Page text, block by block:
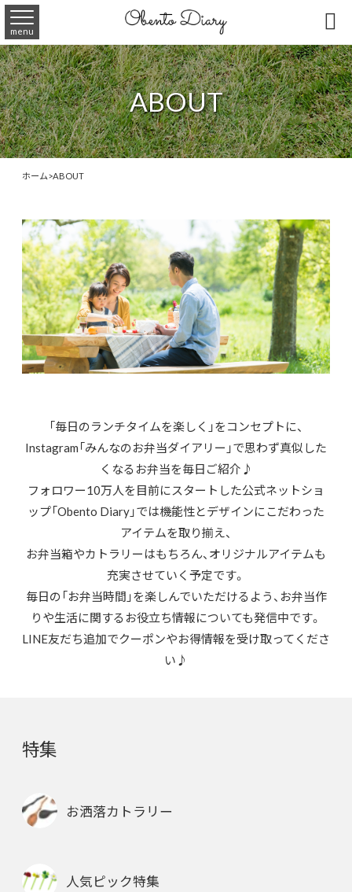
menu 
ABOUT
ホーム>ABOUT
「毎日のランチタイムを楽しく」をコンセプトに、
Instagram「みんなのお弁当ダイアリー 」で思わず真似した
くなるお弁当を毎日ご紹介♪
フォロワー10万人を目前にスタートした公式ネットショ
ップ「Obento Diary」では機能性とデザインにこだわった
アイテムを取り揃え、
お弁当箱やカトラリーはもちろん、オリジナルアイテムも
充実させていく予定です。
毎日の「お弁当時間」を楽しんでいただけるよう、お弁当作
りや生活に関するお役立ち情報についても発信中です。
LINE友だち追加でクーポンやお得情報を受け取ってくださ
い♪
特集
お洒落カトラリー
人気ピック特集